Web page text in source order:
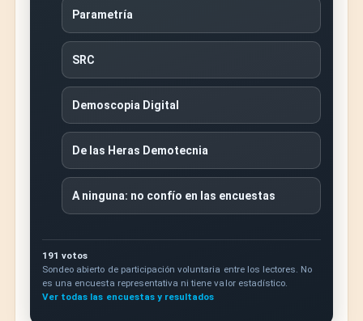
Parametría
SRC
Demoscopia Digital
De las Heras Demotecnia
A ninguna: no confío en las encuestas
191 votos
Sondeo abierto de participación voluntaria entre los lectores. No
es una encuesta representativa ni tiene valor estadístico.
Ver todas las encuestas y resultados